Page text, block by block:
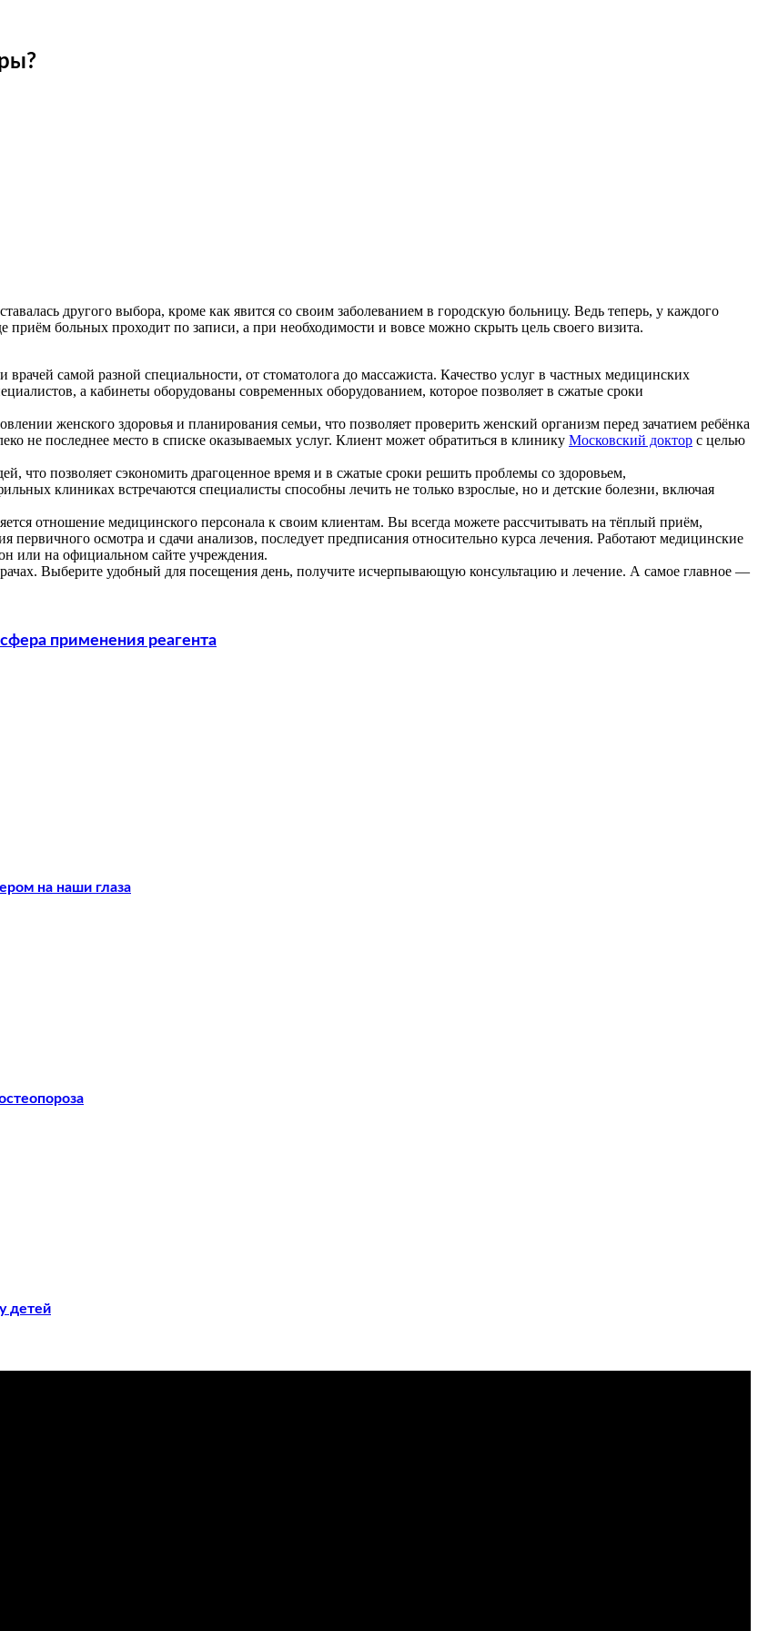
другого выбора, кроме как явится со своим заболеванием в городскую больницу. Ведь теперь, у каждого
приём больных проходит по записи, а при необходимости и вовсе можно скрыть цель своего визита.
врачей самой разной специальности, от стоматолога до массажиста. Качество услуг в частных медицинских
а кабинеты оборудованы современных оборудованием, которое позволяет в сжатые сроки
женского здоровья и планирования семьи, что позволяет проверить женский организм перед зачатием ребёнка
не последнее место в списке оказываемых услуг. Клиент может обратиться в клинику Московский доктор с целью
что позволяет сэкономить драгоценное время и в сжатые сроки решить проблемы со здоровьем,
клиниках встречаются специалисты способны лечить не только взрослые, но и детские болезни, включая
отношение медицинского персонала к своим клиентам. Вы всегда можете рассчитывать на тёплый приём,
осмотра и сдачи анализов, последует предписания относительно курса лечения. Работают медицинские
или на официальном сайте учреждения.
Выберите удобный для посещения день, получите исчерпывающую консультацию и лечение. А самое главное —
применения реагента
на наши глаза
детей